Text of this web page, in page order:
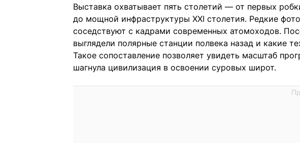
Выставка охватывает пять столетий — от первых
до мощной инфраструктуры XXI столетия. Редкие
соседствуют с кадрами современных атомоходов.
выглядели полярные станции полвека назад и какие
Такое сопоставление позволяет увидеть масштаб
шагнула цивилизация в освоении суровых широт.